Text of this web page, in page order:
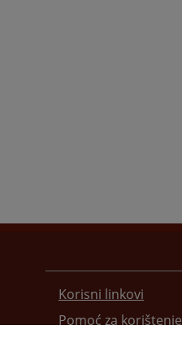
Korisni linkovi
Pomoć za korištenje